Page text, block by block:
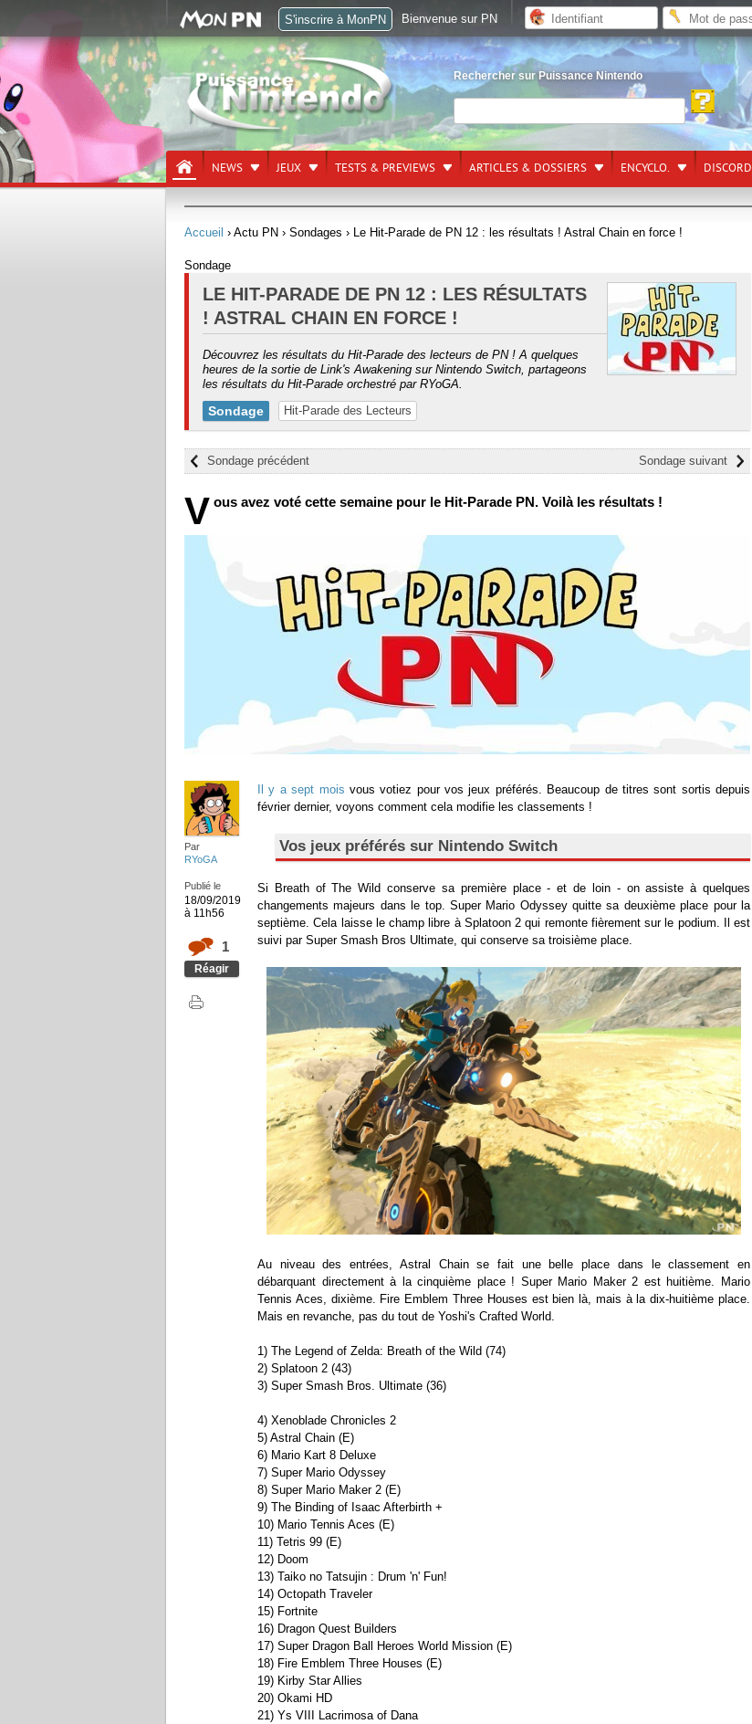
Rechercher sur Puissance Nintendo
NEWS JEUX TESTS & PREVIEWS ARTICLES & DOSSIERS ENCYCLO. DISCORD
Accueil › Actu PN › Sondages › Le Hit-Parade de PN 12 : les résultats ! Astral Chain en force !
Sondage
LE HIT-PARADE DE PN 12 : LES RÉSULTATS
! ASTRAL CHAIN EN FORCE !
Découvrez les résultats du Hit-Parade des lecteurs de PN ! A quelques
heures de la sortie de Link's Awakening sur Nintendo Switch, partageons
les résultats du Hit-Parade orchestré par RYoGA.
Sondage Hit-Parade des Lecteurs
Sondage suivant
Sondage précédent
V ous avez voté cette semaine pour le Hit-Parade PN. Voilà les résultats !
Par
RYoGA
Publié le
18/09/2019
à 11h56
1
Réagir
Il y a sept mois vous votiez pour vos jeux préférés. Beaucoup de titres sont sortis depuis
février dernier, voyons comment cela modifie les classements !
Vos jeux préférés sur Nintendo Switch
Si Breath of The Wild conserve sa première place - et de loin - on assiste à quelques
changements majeurs dans le top. Super Mario Odyssey quitte sa deuxième place pour la
septième. Cela laisse le champ libre à Splatoon 2 qui remonte fièrement sur le podium. Il est
suivi par Super Smash Bros Ultimate, qui conserve sa troisième place.
Au niveau des entrées, Astral Chain se fait une belle place dans le classement en
débarquant directement à la cinquième place ! Super Mario Maker 2 est huitième. Mario
Tennis Aces, dixième. Fire Emblem Three Houses est bien là, mais à la dix-huitième place.
Mais en revanche, pas du tout de Yoshi's Crafted World.
1) The Legend of Zelda: Breath of the Wild (74)
2) Splatoon 2 (43)
3) Super Smash Bros. Ultimate (36)
4) Xenoblade Chronicles 2
5) Astral Chain (E)
6) Mario Kart 8 Deluxe
7) Super Mario Odyssey
8) Super Mario Maker 2 (E)
9) The Binding of Isaac Afterbirth +
10) Mario Tennis Aces (E)
11) Tetris 99 (E)
12) Doom
13) Taiko no Tatsujin : Drum 'n' Fun!
14) Octopath Traveler
15) Fortnite
16) Dragon Quest Builders
17) Super Dragon Ball Heroes World Mission (E)
18) Fire Emblem Three Houses (E)
19) Kirby Star Allies
20) Okami HD
21) Ys VIII Lacrimosa of Dana
S'inscrire à MonPN Bienvenue sur PN